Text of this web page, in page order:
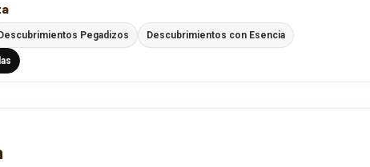
Descubrimientos Pegadizos Descubrimientos con Esencia